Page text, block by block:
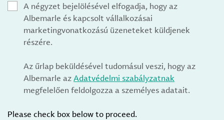
A négyzet bejelölésével elfogadja, hogy az
Albemarle és kapcsolt vállalkozásai
marketingvonatkozású üzeneteket küldjenek
részére.
Az űrlap beküldésével tudomásul veszi, hogy az
Albemarle azAdatvédelmi szabályzatnak
megfelelően feldolgozza a személyes adatait.
Please check box below to proceed.